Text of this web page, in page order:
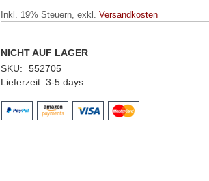
Inkl. 19% Steuern,exkl.Versandkosten
NICHT AUF LAGER
SKU
552705
Lieferzeit 3-5 days